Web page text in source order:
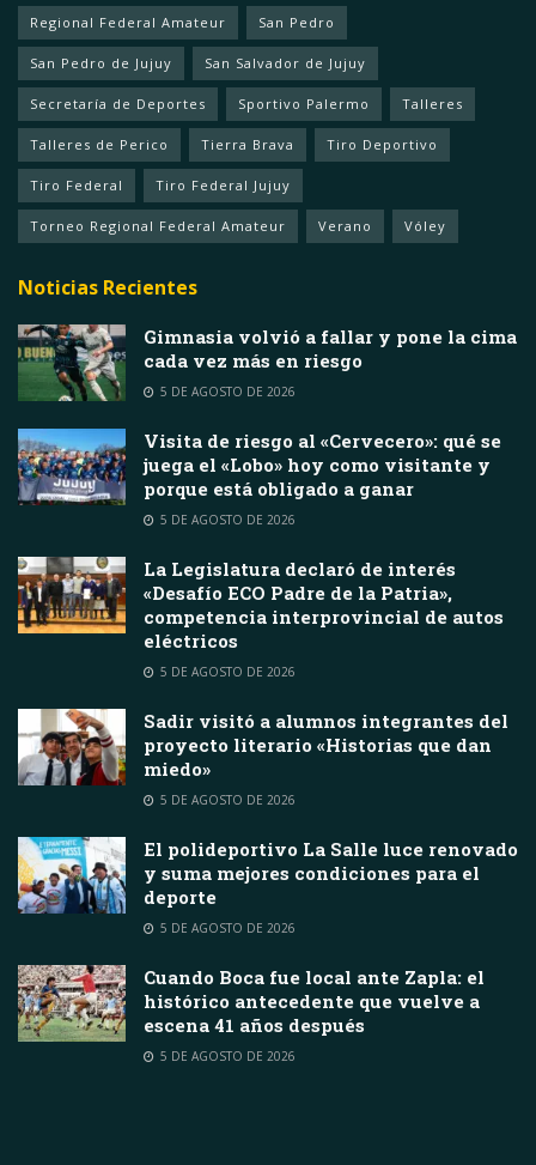
Regional Federal Amateur San Pedro
San Pedro de Jujuy San Salvador de Jujuy
Secretaría de Deportes Sportivo Palermo Talleres
Talleres de Perico Tierra Brava Tiro Deportivo
Tiro Federal Tiro Federal Jujuy
Torneo Regional Federal Amateur Verano Vóley
Noticias Recientes
Gimnasia volvió a fallar y pone la cima
cada vez más en riesgo
5 DE AGOSTO DE 2026
Visita de riesgo al «Cervecero»: qué se
juega el «Lobo» hoy como visitante y
porque está obligado a ganar
5 DE AGOSTO DE 2026
La Legislatura declaró de interés
«Desafío ECO Padre de la Patria»,
competencia interprovincial de autos
eléctricos
5 DE AGOSTO DE 2026
Sadir visitó a alumnos integrantes del
proyecto literario «Historias que dan
miedo»
5 DE AGOSTO DE 2026
El polideportivo La Salle luce renovado
y suma mejores condiciones para el
deporte
5 DE AGOSTO DE 2026
Cuando Boca fue local ante Zapla: el
histórico antecedente que vuelve a
escena 41 años después
5 DE AGOSTO DE 2026